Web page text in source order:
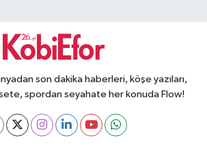
son dakika haberleri, köşe yazıları,
spordan seyahate her konuda Flow!